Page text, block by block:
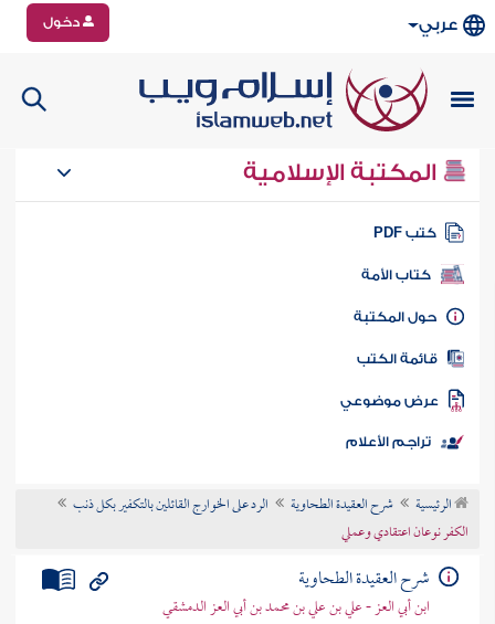
عربي دخول
المكتبة الإسلامية
كتب PDF
كتاب الأمة
المكتبة
الكتب
موضوعي
تراجم الأعلام
الرئيسية شرح العقيدة الطحاوية
الرد على الخوارج القائلين بالتكفير بكل ذنب
الكفر نوعان اعتقادي وعملي
شرح العقيدة الطحاوية
ابن أبي العز - علي بن علي بن محمد بن أبي العز الدمشقي